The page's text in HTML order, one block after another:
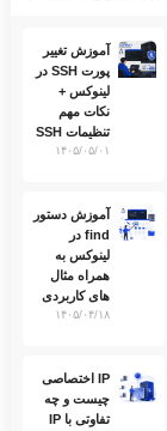
آموزش تغییر
پورت SSH در
لینوکس +
نکات مهم
تنظیمات SSH
۱۴۰۵/۰۵/۰۱
آموزش دستور
find در
لینوکس به
همراه مثال
های کاربردی
۱۴۰۵/۰۴/۱۸
IP اختصاصی
چیست و چه
تفاوتی با IP